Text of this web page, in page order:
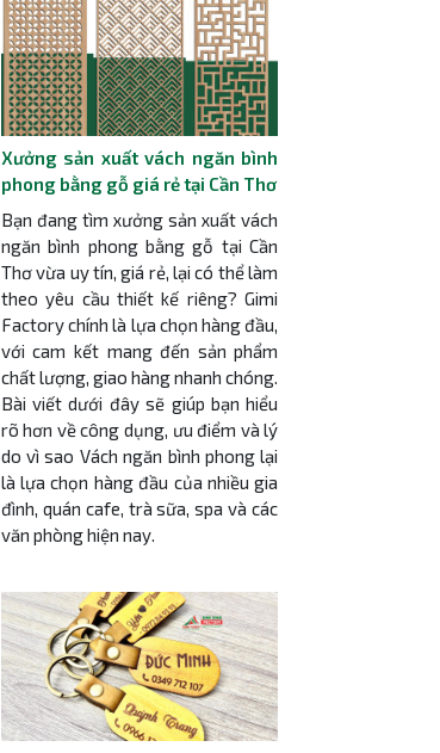
Xưởng sản xuất vách ngăn bình
phong bằng gỗ giá rẻ tại Cần Thơ
Bạn đang tìm xưởng sản xuất vách
ngăn bình phong bằng gỗ tại Cần
Thơ vừa uy tín, giá rẻ, lại có thể làm
theo yêu cầu thiết kế riêng? Gimi
Factory chính là lựa chọn hàng đầu,
với cam kết mang đến sản phẩm
chất lượng, giao hàng nhanh chóng.
Bài viết dưới đây sẽ giúp bạn hiểu
rõ hơn về công dụng, ưu điểm và lý
do vì sao Vách ngăn bình phong lại
là lựa chọn hàng đầu của nhiều gia
đình, quán cafe, trà sữa, spa và các
văn phòng hiện nay.